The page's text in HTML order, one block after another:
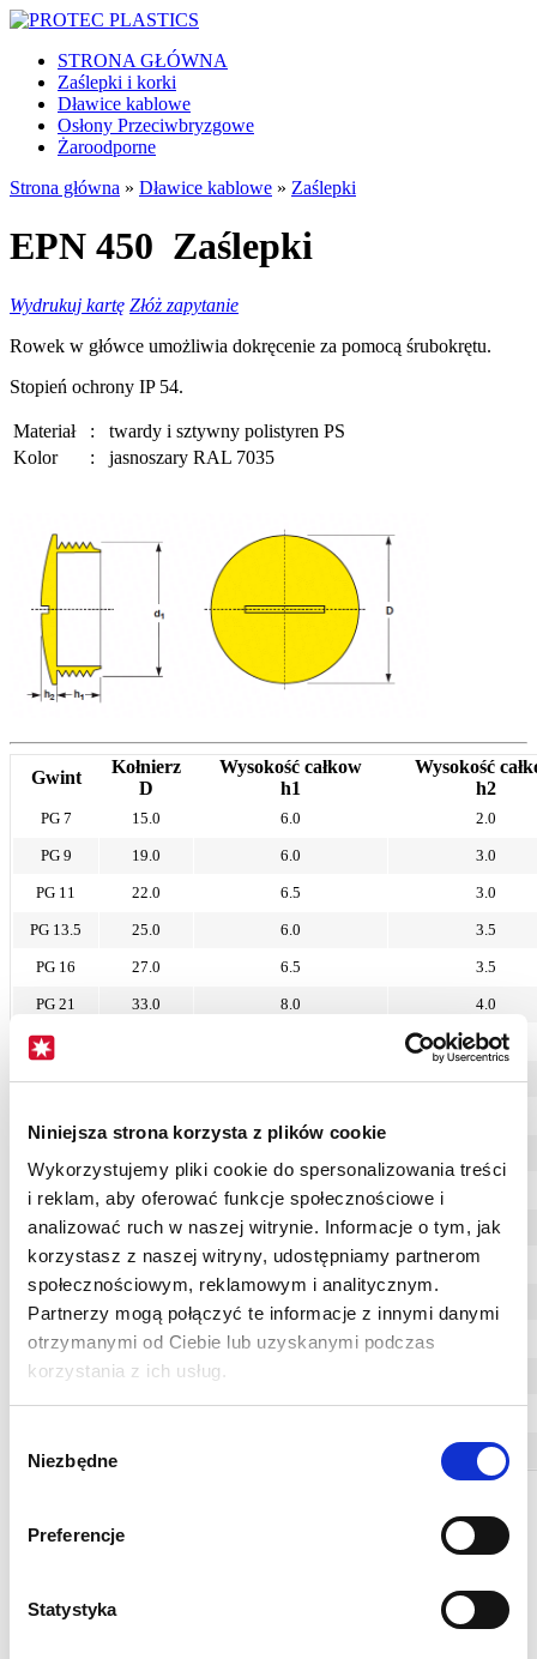
Niniejsza strona korzysta z plików cookie
Wykorzystujemy pliki cookie do spersonalizowania treści
i reklam, aby oferować funkcje społecznościowe i
analizować ruch w naszej witrynie. Informacje o tym, jak
korzystasz z naszej witryny, udostępniamy partnerom
społecznościowym, reklamowym i analitycznym.
Partnerzy mogą połączyć te informacje z innymi danymi
otrzymanymi od Ciebie lub uzyskanymi podczas
korzystania z ich usług.
zgody
Niezbędne
Preferencje
Statystyka
STRONA GŁÓWNA
Zaślepki i korki
Dławice kablowe
Osłony Przeciwbryzgowe
Żaroodporne
Strona główna » Dławice kablowe » Zaślepki
EPN 450 Zaślepki
Wydrukuj kartę Złóż zapytanie
Rowek w główce umożliwia dokręcenie za pomocą śrubokrętu.
Stopień ochrony IP 54.
Materiał :
twardy i sztywny polistyren PS
Kolor
: jasnoszary RAL 7035
Gwint
Kołnierz
D
Wysokość całkow
h1
Wysokość
h2
PG 7 15.0 6.0 2.0
PG 9 19.0 6.0 3.0
PG 11 22.0 6.5 3.0
PG 13.5 25.0 6.0 3.5
PG 16 27.0 6.5 3.5
PG 21 33.0 8.0 4.0
PG 29 4.0
PG 36 55.0 10.0 5.0
M 12x1.5 15.0
M 16x1.5 20.0 7.0 4.0
M 20x1.5 24.0 7.0 4.5
M 32x1.5 38.0 11.0
M 40x1.5 46.0
M 63x1.5 5.5
Wszystkie wymiary
Inne wymiary na
zapytanie. Zmiany
zastrzeżone.
Wydrukuj kartę Złóż